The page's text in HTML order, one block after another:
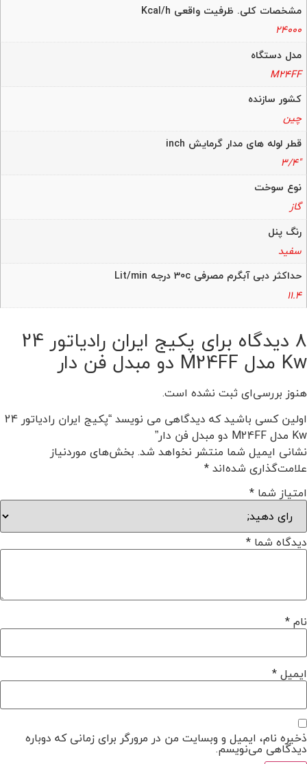
مشخصات کلی. ظرفیت واقعی Kcal/h
24000
مدل دستگاه
M24FF
کشور سازنده
چین
قطر لوله های مدار گرمایش inch
"3/4
نوع سوخت
گاز
رنگ پنل
سفید
حداکثر دبی آبگرم مصرفی 30c درجه Lit/min
11.4
8 دیدگاه برای پکیج ایران رادیاتور 24
Kw مدل M24FF دو مبدل فن دار
هنوز بررسی‌ای ثبت نشده است.
اولین کسی باشید که دیدگاهی می نویسد “پکیج ایران رادیاتور 24
Kw مدل M24FF دو مبدل فن دار”
نشانی ایمیل شما منتشر نخواهد شد. بخش‌های موردنیاز
علامت‌گذاری شده‌اند*
امتیاز شما *
دیدگاه شما *
نام*
ایمیل*
ذخیره نام، ایمیل و وبسایت من در مرورگر برای زمانی که دوباره
دیدگاهی می‌نویسم.